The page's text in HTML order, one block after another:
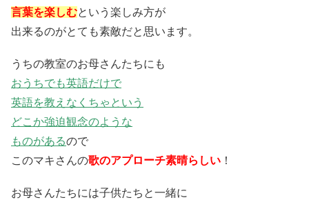
言葉を楽しむという楽しみ方が
出来るのがとても素敵だと思います。
うちの教室のお母さんたちにも
おうちでも英語だけで
英語を教えなくちゃという
どこか強迫観念のような
ものがあるので
このマキさんの歌のアプローチ素晴らしい ！
お母さんたちには子供たちと一緒に